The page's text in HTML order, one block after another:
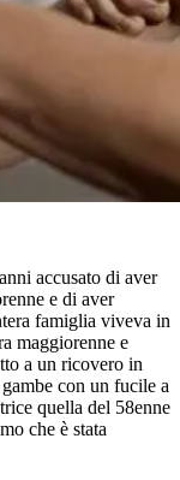
accusato di aver
e di aver
famiglia viveva in
maggiorenne e
a un ricovero in
con un fucile a
quella del 58enne
che è stata